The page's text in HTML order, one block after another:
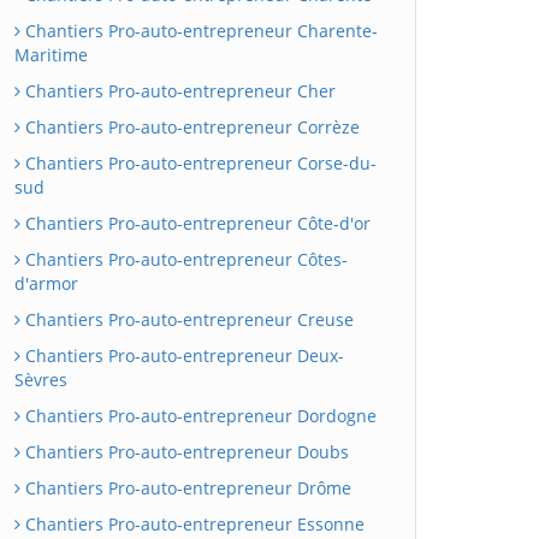
Chantiers Pro-auto-entrepreneur Charente-
Maritime
Chantiers Pro-auto-entrepreneur Cher
Chantiers Pro-auto-entrepreneur Corrèze
Chantiers Pro-auto-entrepreneur Corse-du-
sud
Chantiers Pro-auto-entrepreneur Côte-d'or
Chantiers Pro-auto-entrepreneur Côtes-
d'armor
Chantiers Pro-auto-entrepreneur Creuse
Chantiers Pro-auto-entrepreneur Deux-
Sèvres
Chantiers Pro-auto-entrepreneur Dordogne
Chantiers Pro-auto-entrepreneur Doubs
Chantiers Pro-auto-entrepreneur Drôme
Chantiers Pro-auto-entrepreneur Essonne